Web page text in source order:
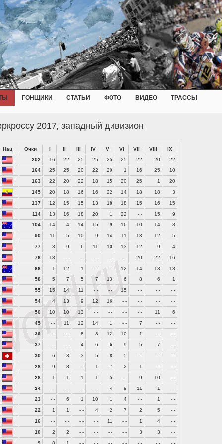
ГОНЩИКИ СТАТЬИ ФОТО ВИДЕО ТРАССЫ
2017, западный дивизион
Нац Очки I II III IV V VI VII VIII
IX
202
16 22 25 25 25 25 22 20
22
164
25 25 20 22 20 1 16 25
10
163
22 20 22 18 15 20 25 1
20
145
20 18 16 16 22 14 18 18
3
137
12 15 15 13 18 18 15 16
15
114
13 16 18 20 1 22 - - 15
9
104
14 4 14 15 9 16 10 14
8
90
11 5 10 9 14 11 13 12
5
77
3 9 6 11 10 13 12 9
4
76
18 - - - - - - - - - - 20 22
16
66
1 12 1 - - - - 12 14 13
13
58
5 7 5 7 13 6 8 6
1
55
15 14 11 - - - - 15 - - - -
- -
54
4 13 9 12 16 - - - - - -
- -
50
10 10 13 - - - - - - - - 11
6
45
- - 11 12 14 1 - - 7 - -
- -
39
- - - - 8 8 12 10 1 - -
- -
37
- - - - 4 6 6 9 5 7
- -
30
6 3 3 5 8 5 - - - -
- -
28
9 8 - - 1 7 2 1 - -
- -
28
1 1 1 1 5 - - 9 10
- -
24
- - - - - - - - 4 8 11 1
- -
23
- - 6 1 10 1 4 - - 1
- -
22
1 1 - - 4 2 7 2 5
- -
16
- - - - - - - - 11 - - 1 4
- -
10
2 2 - - - - - - - - 3 3
- -
9
8 1 - - - - - - - - - - - - - -